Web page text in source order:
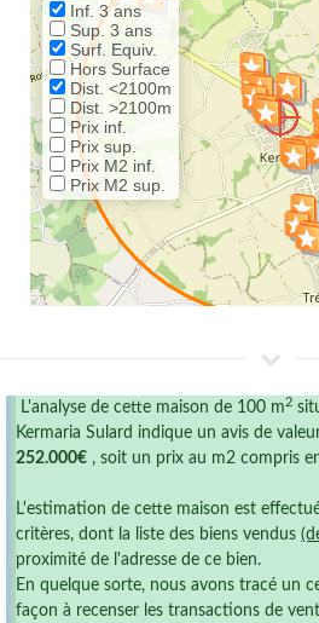
Inf. 3 ans
Sup. 3 ans
Surf. Equiv.
Hors Surface
Dist. <2100m
Dist. >2100m
Prix inf.
Prix sup.
Prix M2 inf.
Prix M2 sup.
L'analyse de cette maison de 100 m 2
Kermaria Sulard indique un avis de
252.000€ , soit un prix au m2 compris
L'estimation de cette maison est
critères, dont la liste des biens vendus
proximité de l'adresse de ce bien.
En quelque sorte, nous avons tracé un
façon à recenser les transactions de